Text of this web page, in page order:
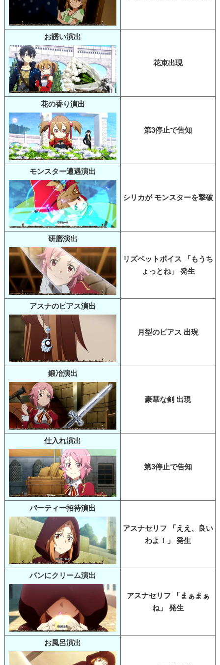
お誘い演出
花束出現
花の香り演出
第3停止で告知
モンスター遭遇演出
シリカが モンスターを撃破
研磨演出
リズベットボイス 「もうち
ょっとね」 発生
アスナのピアス演出
月型のピアス 出現
鍛冶演出
豪華な剣 出現
仕入れ演出
第3停止で告知
パーティー招待演出
アスナセリフ 「ええ、良い
わよ！」 発生
パンにクリーム演出
アスナセリフ 「まぁまぁ
ね」 発生
お風呂演出